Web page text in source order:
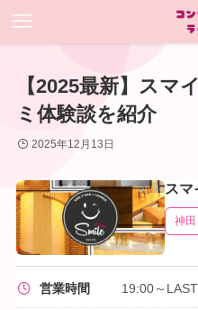
【2025最新】スマ
ミ体験談を紹介
2025年12月13日
スマ
神
営業時間 19:00～LAST